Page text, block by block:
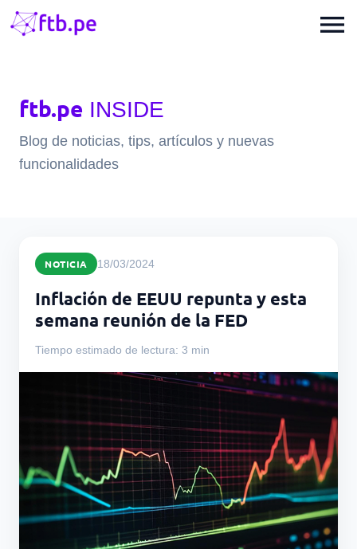
menu
ftb.pe INSIDE
Blog de noticias, tips, artículos y nuevas
funcionalidades
NOTICIA 18/03/2024
Inflación de EEUU repunta y esta
semana reunión de la FED
Tiempo estimado de lectura: 3 min